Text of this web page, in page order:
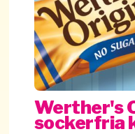
Werther's
sockerfria